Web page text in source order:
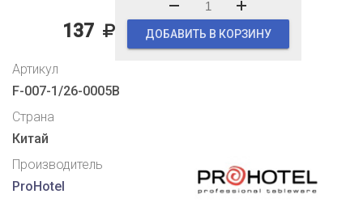
137 ДОБАВИТЬ В КОРЗИНУ
Артикул
F-007-1/26-0005B
Страна
Китай
Производитель
ProHotel